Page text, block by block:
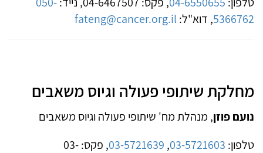
5366762, דוא"ל: fateng@cancer.org.il
מחלקת שיתופי פעולה וגיוס משאבים
נועם פוזן, מנהלת מח' שיתופי פעולה וגיוס משאבים
טלפון: 03-5721603
,
03-5721639
, פקס: 03-